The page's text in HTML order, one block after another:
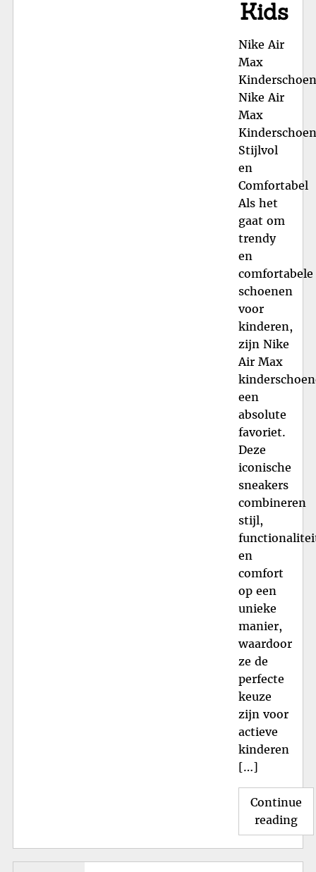
Kids
Nike Air
Max
Nike Air
Max
Stijlvol
en
Comfortabel
Als het
gaat om
trendy
en
comfortabele
schoenen
voor
kinderen,
zijn Nike
Air Max
een
absolute
favoriet.
Deze
iconische
sneakers
combineren
stijl,
en
comfort
op een
unieke
manier,
waardoor
ze de
perfecte
keuze
zijn voor
actieve
kinderen
[…]
Continue
reading